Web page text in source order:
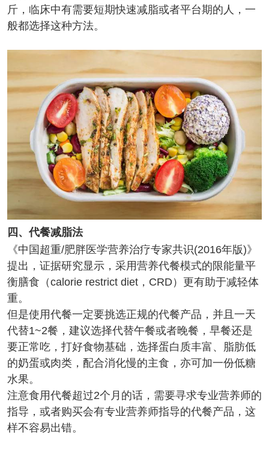
斤，临床中有需要短期快速减脂或者平台期的人，一
般都选择这种方法。
四、代餐减脂法
《中国超重/肥胖医学营养治疗专家共识(2016年版)》
提出，证据研究显示，采用营养代餐模式的限能量平
衡膳食（calorie restrict diet，CRD）更有助于减轻体
重。
但是使用代餐一定要挑选正规的代餐产品，并且一天
代替1~2餐，建议选择代替午餐或者晚餐，早餐还是
要正常吃，打好食物基础，选择蛋白质丰富、脂肪低
的奶蛋或肉类，配合消化慢的主食，亦可加一份低糖
水果。
注意食用代餐超过2个月的话，需要寻求专业营养师的
指导，或者购买会有专业营养师指导的代餐产品，这
样不容易出错。